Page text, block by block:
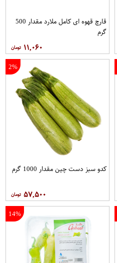
قارچ قهوه ای کامل ملارد مقدار 500
گرم
۱۱,۰۶۰
2%
کدو سبز دست چین مقدار 1000 گرم
۵۷,۵۰۰
14%